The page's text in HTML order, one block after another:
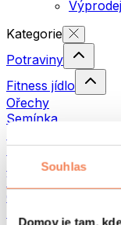
Souhlas
Domov je tam,
Výprodej
Kategorie
Potraviny
Fitness jídlo
Ořechy
Semínka
Ryby
Hotová jídla
Vajíčka
Chléb a pečivo